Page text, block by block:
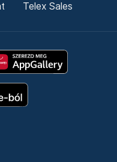
Telex Sales